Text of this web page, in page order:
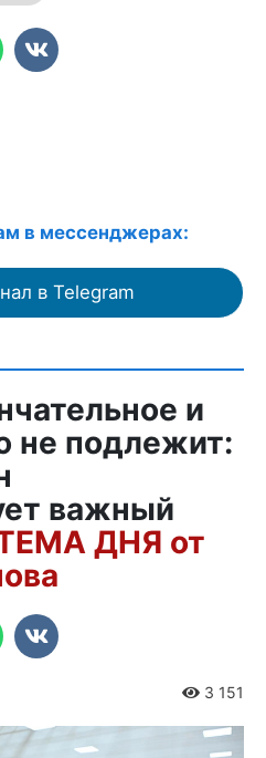
в мессенджерах:
в Telegram
и
не подлежит:
важный
ДНЯ от
3 151